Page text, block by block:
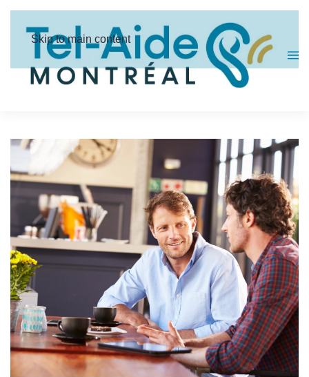
Panneau de gestion des cookies
Skip to main content